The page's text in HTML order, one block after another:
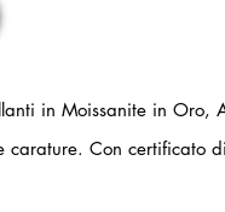
in Moissanite in Oro,
carature. Con certificato